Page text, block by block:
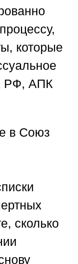
которые
РФ, АПК
в Союз
сколько